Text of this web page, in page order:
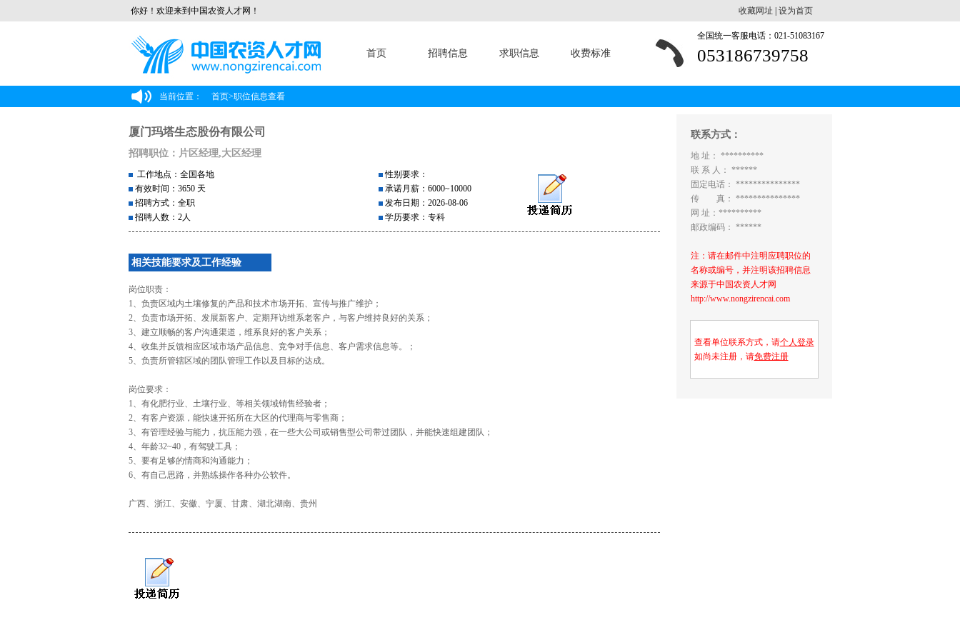
你好！欢迎来到中国农资人才网！ 收藏网址 设为首页
首页 招聘信息 求职信息 收费标准
全国统一客服电话：021-51083167
053186739758
当前位置： 首页>职位信息查看
厦门玛塔生态股份有限公司
招聘职位：片区经理,大区经理
工作地点：全国各地
有效时间：3650 天
招聘方式：全职
招聘人数：2人
性别要求：
承诺月薪：6000~10000
发布日期：2026-08-06
学历要求：专科
相关技能要求及工作经验
岗位职责：
1、负责区域内土壤修复的产品和技术市场开拓、宣传与推广维护；
2、负责市场开拓、发展新客户、定期拜访维系老客户，与客户维持良好的关系；
3、建立顺畅的客户沟通渠道，维系良好的客户关系；
4、收集并反馈相应区域市场产品信息、竞争对手信息、客户需求信息等。；
5、负责所管辖区域的团队管理工作以及目标的达成。
岗位要求：
1、有化肥行业、土壤行业、等相关领域销售经验者；
2、有客户资源，能快速开拓所在大区的代理商与零售商；
3、有管理经验与能力，抗压能力强，在一些大公司或销售型公司带过团队，并能快速组建团队；
4、年龄32~40，有驾驶工具；
5、要有足够的情商和沟通能力；
6、有自己思路，并熟练操作各种办公软件。
广西、浙江、安徽、宁厦、甘肃、湖北湖南、贵州
联系方式：
地 址： **********
联 系 人： ******
固定电话： ***************
传 真： ***************
网 址：**********
邮政编码： ******
注：请在邮件中注明应聘职位的
名称或编号，并注明该招聘信息
来源于中国农资人才网
http://www.nongzirencai.com
查看单位联系方式，请个人登录
如尚未注册，请免费注册